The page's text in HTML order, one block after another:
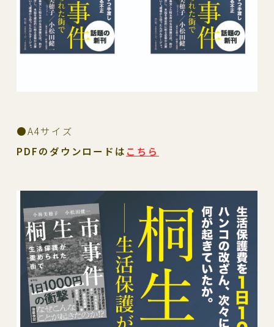
●A4サイズ
PDFのダウンロードは こちら